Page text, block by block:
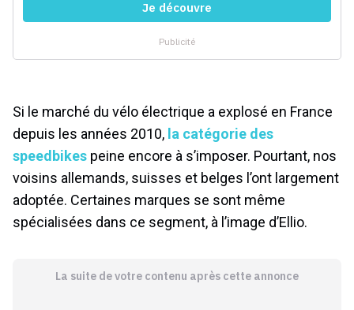
Si le marché du vélo électrique a explosé en France
depuis les années 2010, la catégorie des
speedbikes peine encore à s’imposer. Pourtant, nos
voisins allemands, suisses et belges l’ont largement
adoptée. Certaines marques se sont même
spécialisées dans ce segment, à l’image d’Ellio.
La suite de votre contenu après cette annonce